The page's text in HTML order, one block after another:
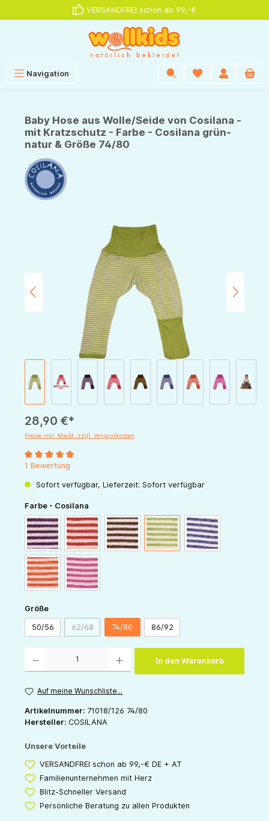
VERSANDFREI schon ab 99,-€
Navigation
Baby Hose aus Wolle/Seide von Cosilana -
mit Kratzschutz - Farbe - Cosilana grün-
natur & Größe 74/80
Bildergalerie überspringen
28,90 €*
Preise inkl. MwSt. zzgl. Versandkosten
Durchschnittliche Bewertung von 5 von 5 Sternen
1 Bewertung
Sofort verfügbar, Lieferzeit: Sofort verfügbar
Farbe - Cosilana
pflaume-naturrot-natur schoko-naturgrün-naturmarine-natur
orange-naturpink-natur
Größeauswählen
50/56 62/68(Diese Option ist zurzeit nicht verfügbar.)
74/80 86/92
In den Warenkorb
Auf meine Wunschliste...
Artikelnummer: 71018/126 74/80
Hersteller: COSILANA
Unsere Vorteile
VERSANDFREI schon ab 99,-€ DE + AT
Familienunternehmen mit Herz
Blitz-Schneller Versand
Persönliche Beratung zu allen Produkten